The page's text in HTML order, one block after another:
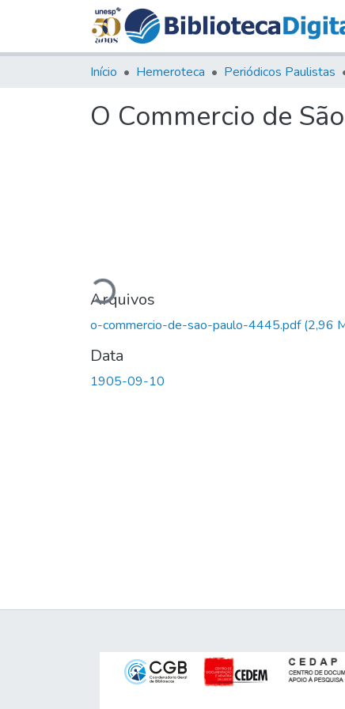
Início Hemeroteca Periódicos Paulistas
O Commercio de
Carregando...
Arquivos
o-commercio-de-sao-paulo-4445.pdf(2,96
Data
1905-09-10